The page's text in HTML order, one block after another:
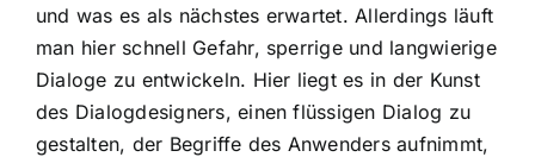
und was es als nächstes erwartet. Allerdings läuft
man hier schnell Gefahr, sperrige und langwierige
Dialoge zu entwickeln. Hier liegt es in der Kunst
des Dialogdesigners, einen flüssigen Dialog zu
gestalten, der Begriffe des Anwenders aufnimmt,